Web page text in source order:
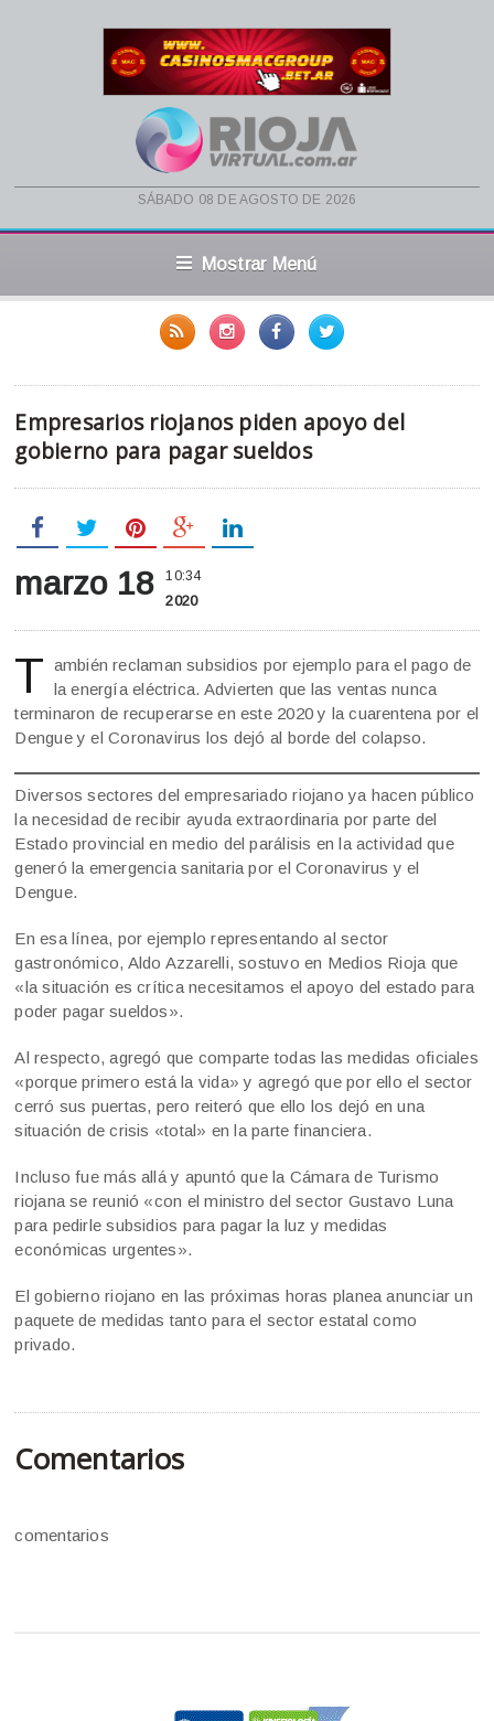
sábado 08 de agosto de 2026
Mostrar Menú
Empresarios riojanos piden apoyo del
gobierno para pagar sueldos
marzo 18 10:34
2020
T ambién reclaman subsidios por ejemplo para el pago de
la energía eléctrica. Advierten que las ventas nunca
terminaron de recuperarse en este 2020 y la cuarentena por el
Dengue y el Coronavirus los dejó al borde del colapso.
Diversos sectores del empresariado riojano ya hacen público
la necesidad de recibir ayuda extraordinaria por parte del
Estado provincial en medio del parálisis en la actividad que
generó la emergencia sanitaria por el Coronavirus y el
Dengue.
En esa línea, por ejemplo representando al sector
gastronómico, Aldo Azzarelli, sostuvo en Medios Rioja que
«la situación es crítica necesitamos el apoyo del estado para
poder pagar sueldos».
Al respecto, agregó que comparte todas las medidas oficiales
«porque primero está la vida» y agregó que por ello el sector
cerró sus puertas, pero reiteró que ello los dejó en una
situación de crisis «total» en la parte financiera.
Incluso fue más allá y apuntó que la Cámara de Turismo
riojana se reunió «con el ministro del sector Gustavo Luna
para pedirle subsidios para pagar la luz y medidas
económicas urgentes».
El gobierno riojano en las próximas horas planea anunciar un
paquete de medidas tanto para el sector estatal como
privado.
Comentarios
comentarios